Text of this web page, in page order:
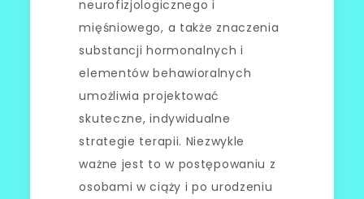
neurofizjologicznego i
mięśniowego, a także znaczenia
substancji hormonalnych i
elementów behawioralnych
umożliwia projektować
skuteczne, indywidualne
strategie terapii. Niezwykle
ważne jest to w postępowaniu z
osobami w ciąży i po urodzeniu